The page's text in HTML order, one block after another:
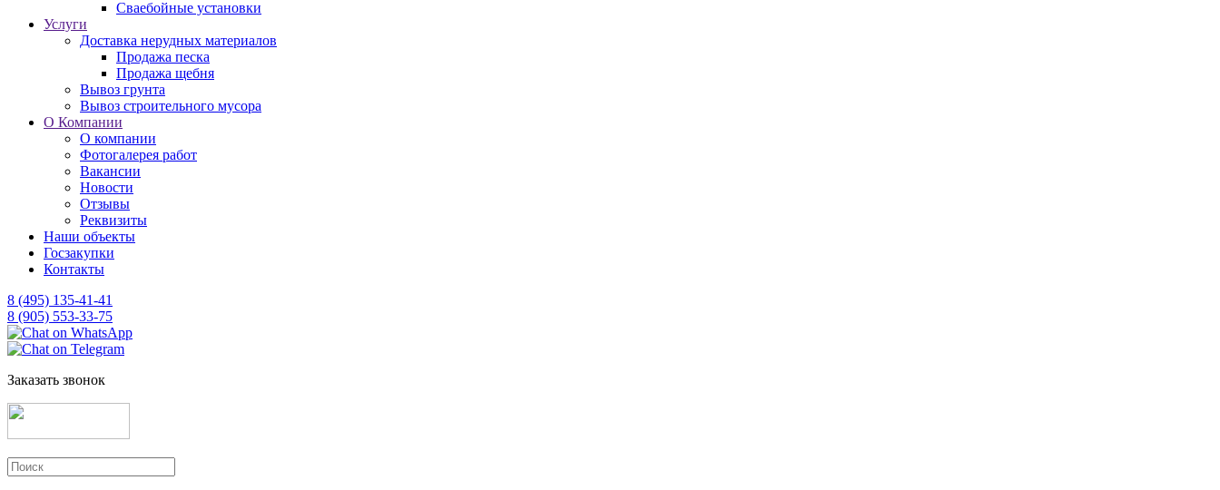
Сваебойные установки
Услуги
Доставка нерудных материалов
Продажа песка
Продажа щебня
Вывоз грунта
Вывоз строительного мусора
О Компании
О компании
Фотогалерея работ
Вакансии
Новости
Отзывы
Реквизиты
Наши объекты
Госзакупки
Контакты
8 (495) 135-41-41
8 (905) 553-33-75
Заказать звонок